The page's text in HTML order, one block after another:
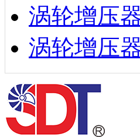
涡轮增压
涡轮增压